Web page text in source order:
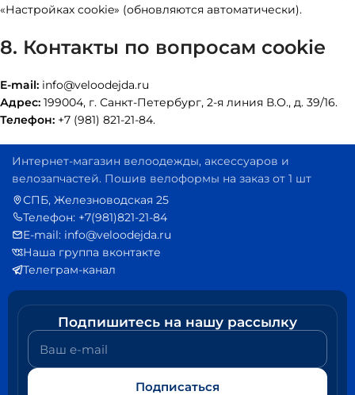
«Настройках cookie» (обновляются автоматически).
8. Контакты по вопросам cookie
E-mail: info@veloodejda.ru
Адрес: 199004, г. Санкт-Петербург, 2-я линия В.О., д. 39/16.
Телефон: +7 (981) 821-21-84.
Интернет-магазин велоодежды, аксессуаров и
велозапчастей. Пошив велоформы на заказ от 1 шт
СПБ, Железноводская 25
Телефон: +7(981)821-21-84
E-mail: info@veloodejda.ru
Наша группа вконтакте
Телеграм-канал
Подпишитесь на нашу рассылку
Ваш e-mail
Подписаться